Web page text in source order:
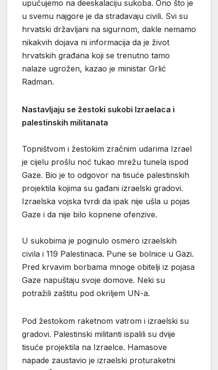
upućujemo na deeskalaciju sukoba. Ono što je
u svemu najgore je da stradavaju civili. Svi su
hrvatski državljani na sigurnom, dakle nemamo
nikakvih dojava ni informacija da je život
hrvatskih građana koji se trenutno tamo
nalaze ugrožen, kazao je ministar Grlić
Radman.
Nastavljaju se žestoki sukobi Izraelaca i
palestinskih militanata
Topništvom i žestokim zračnim udarima Izrael
je cijelu prošlu noć tukao mrežu tunela ispod
Gaze. Bio je to odgovor na tisuće palestinskih
projektila kojima su gađani izraelski gradovi.
Izraelska vojska tvrdi da ipak nije ušla u pojas
Gaze i da nije bilo kopnene ofenzive.
U sukobima je poginulo osmero izraelskih
civila i 119 Palestinaca. Pune se bolnice u Gazi.
Pred krvavim borbama mnoge obitelji iz pojasa
Gaze napuštaju svoje domove. Neki su
potražili zaštitu pod okriljem UN-a.
Pod žestokom raketnom vatrom i izraelski su
gradovi. Palestinski militanti ispalili su dvije
tisuće projektila na Izraelce. Hamasove
napade zaustavio je izraelski proturaketni